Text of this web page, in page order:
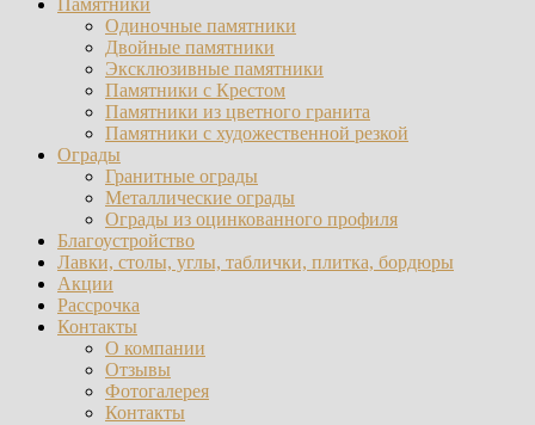
Памятники
Одиночные памятники
Двойные памятники
Эксклюзивные памятники
Памятники с Крестом
Памятники из цветного гранита
Памятники с художественной резкой
Ограды
Гранитные ограды
Металлические ограды
Ограды из оцинкованного профиля
Благоустройство
Лавки, столы, углы, таблички, плитка, бордюры
Акции
Рассрочка
Контакты
О компании
Отзывы
Фотогалерея
Контакты